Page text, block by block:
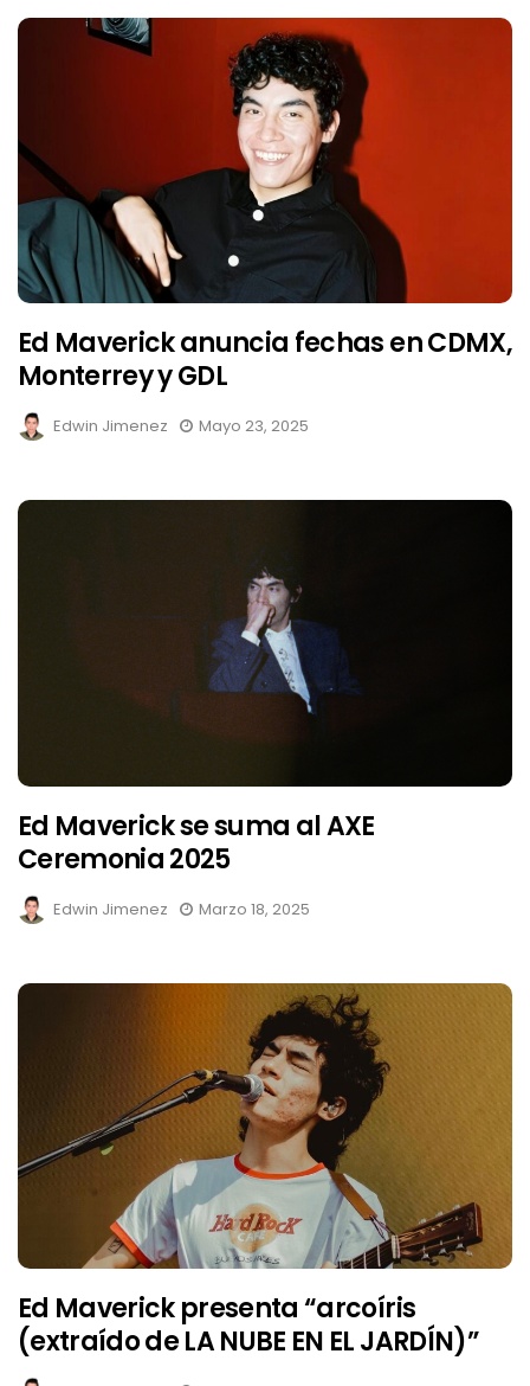
Ed Maverick anuncia fechas en CDMX,
Monterrey y GDL
Edwin Jimenez Mayo 23, 2025
Ed Maverick se suma al AXE
Ceremonia 2025
Edwin Jimenez Marzo 18, 2025
Ed Maverick presenta “arcoíris
(extraído de LA NUBE EN EL JARDÍN)”